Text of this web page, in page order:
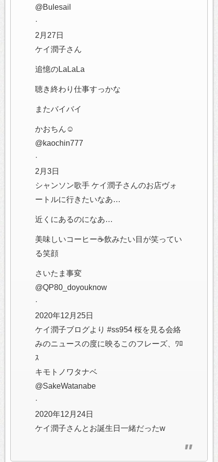
@Bulesail
·
2月27日
ケイ潤子さん
追憶のLaLaLa
聴き終わり仕事すっかな
またバイバイ
かおちん☺︎︎
@kaochin777
·
2月3日
シャンソン歌手 ケイ潤子さんのお店ヴォ
ートルに行きたいなあ…
近くにあるのになあ…
美味しいコーヒー☕飲みたい目が笑ってい
る笑顔
さいたま事変
@QP80_doyouknow
·
2020年12月25日
ケイ潤子ブログより #ss954 桜を見る会絡
みのニュースの度に映るこのフレーズ、ﾜﾛ
ｽ
キモトノワタナベ
@SakeWatanabe
·
2020年12月24日
ケイ潤子さんとお誕生日一緒だったw